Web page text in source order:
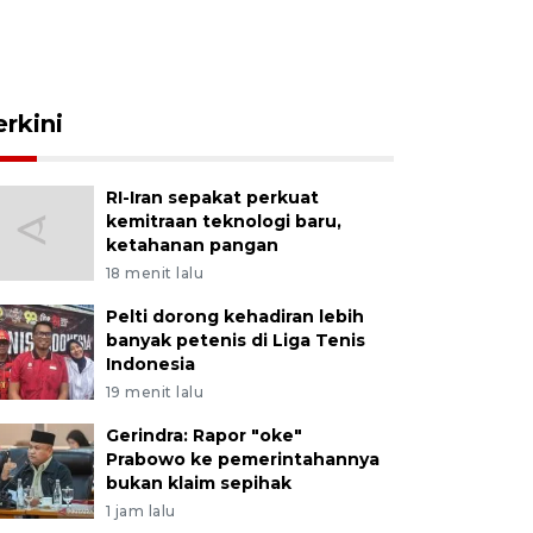
RI-Iran sepakat perkuat
kemitraan teknologi baru,
ketahanan pangan
18 menit lalu
Pelti dorong kehadiran lebih
banyak petenis di Liga Tenis
Indonesia
19 menit lalu
Gerindra: Rapor "oke"
Prabowo ke pemerintahannya
bukan klaim sepihak
1 jam lalu